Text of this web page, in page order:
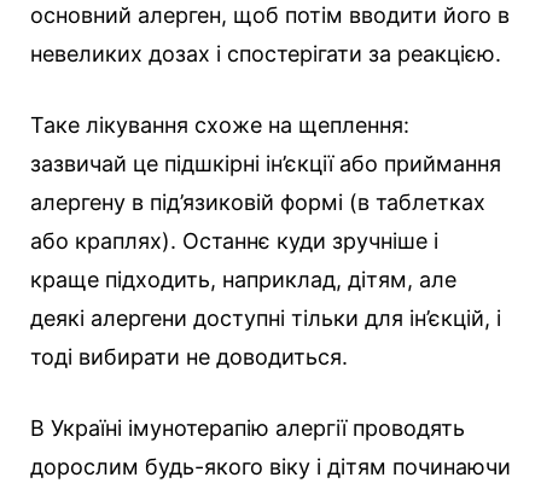
основний алерген, щоб потім вводити його в
невеликих дозах і спостерігати за реакцією.
Таке лікування схоже на щеплення:
зазвичай це підшкірні ін’єкції або приймання
алергену в під’язиковій формі (в таблетках
або краплях). Останнє куди зручніше і
краще підходить, наприклад, дітям, але
деякі алергени доступні тільки для ін’єкцій, і
тоді вибирати не доводиться.
В Україні імунотерапію алергії проводять
дорослим будь-якого віку і дітям починаючи